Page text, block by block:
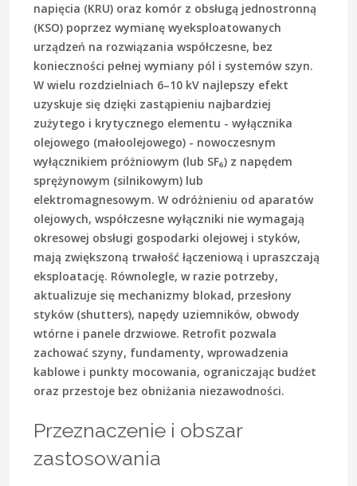
napięcia (KRU) oraz komór z obsługą jednostronną
(KSO) poprzez wymianę wyeksploatowanych
urządzeń na rozwiązania współczesne, bez
konieczności pełnej wymiany pól i systemów szyn.
W wielu rozdzielniach 6–10 kV najlepszy efekt
uzyskuje się dzięki zastąpieniu najbardziej
zużytego i krytycznego elementu - wyłącznika
olejowego (małoolejowego) - nowoczesnym
wyłącznikiem próżniowym (lub SF₆) z napędem
sprężynowym (silnikowym) lub
elektromagnesowym. W odróżnieniu od aparatów
olejowych, współczesne wyłączniki nie wymagają
okresowej obsługi gospodarki olejowej i styków,
mają zwiększoną trwałość łączeniową i upraszczają
eksploatację. Równolegle, w razie potrzeby,
aktualizuje się mechanizmy blokad, przesłony
styków (shutters), napędy uziemników, obwody
wtórne i panele drzwiowe. Retrofit pozwala
zachować szyny, fundamenty, wprowadzenia
kablowe i punkty mocowania, ograniczając budżet
oraz przestoje bez obniżania niezawodności.
Przeznaczenie i obszar
zastosowania